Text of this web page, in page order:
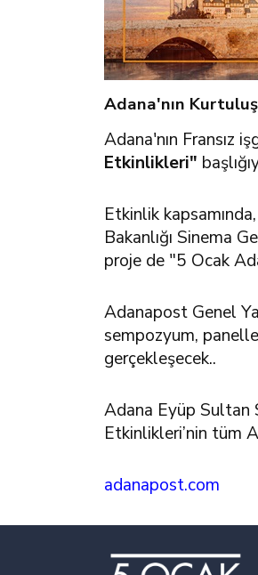
Adana'nın
Adana'nın Fransız
Etkinlikleri"
Etkinlik
Bakanlığı Sinema
proje de "5 Ocak
Adanapost Genel
sempozyum,
gerçekleşecek..
Adana Eyüp Sultan
Etkinlikleri’nin tüm
adanapost.com